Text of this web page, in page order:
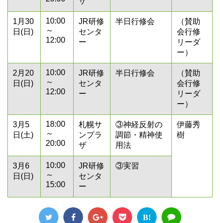
1月30
日(日)
10:00
～
12:00
JR研修
センタ
ー
半日行修会
（賛助
会行修
リーダ
ー）
2月20
日(日)
10:00
～
12:00
JR研修
センタ
ー
半日行修会
（賛助
会行修
リーダ
ー）
3月5
日(土)
18:00
～
20:00
札幌サ
ンプラ
ザ
③神経反射の
調節・精神使
用法
伊藤秀
樹
3月6
日(日)
10:00
～
15:00
JR研修
センタ
ー
③実習
B!